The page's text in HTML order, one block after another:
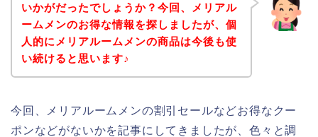
いかがだったでしょうか？今回、メリアル
ームメンのお得な情報を探しましたが、個
人的にメリアルームメンの商品は今後も使
い続けると思います♪
今回、メリアルームメンの割引セールなどお得なクー
ポンなどがないかを記事にしてきましたが、色々と調